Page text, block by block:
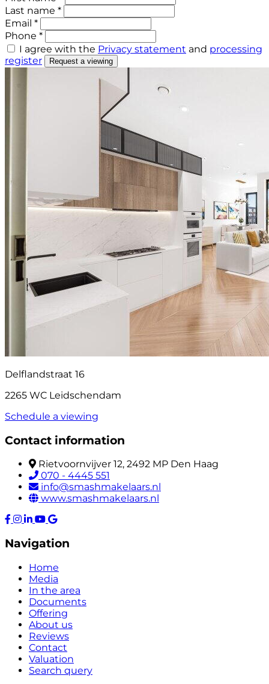
Last name *
Email *
Phone *
I agree with the Privacy statement and processing
register
Request a viewing
Delflandstraat 16
2265 WC Leidschendam
Schedule a viewing
Contact information
Rietvoornvijver 12, 2492 MP Den Haag
070 - 4445 551
info@smashmakelaars.nl
www.smashmakelaars.nl
Navigation
Home
Media
In the area
Documents
Offering
About us
Reviews
Contact
Valuation
Search query